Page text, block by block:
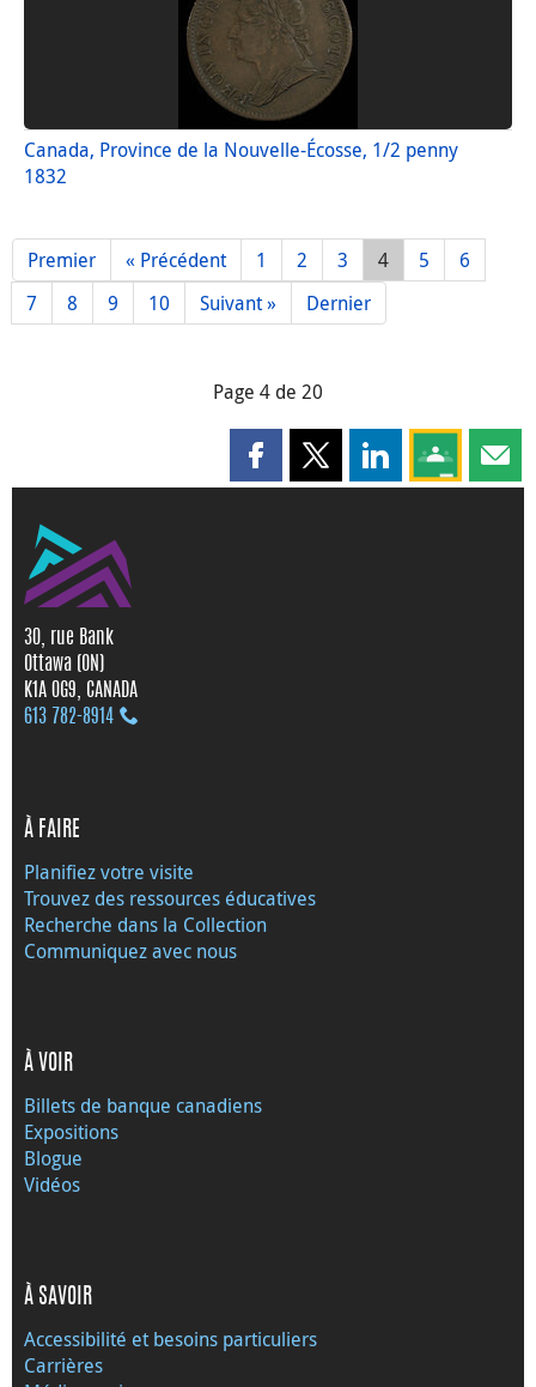
Canada, Province de la Nouvelle-Écosse, 1/2 penny
1832
Premier « Précédent 1 2 3 4 5
6
7
8 9 10 Suivant » Dernier
Page 4 de 20
Partager cette page sur
Partager cette page sur X
Partager cette
Partagez
30, rue Bank
Ottawa (ON)
K1A 0G9, CANADA
613 782‑8914
À FAIRE
Planifiez votre visite
Trouvez des ressources éducatives
Recherche dans la Collection
Communiquez avec nous
À VOIR
Billets de banque canadiens
Expositions
Blogue
Vidéos
À SAVOIR
Accessibilité et besoins particuliers
Carrières